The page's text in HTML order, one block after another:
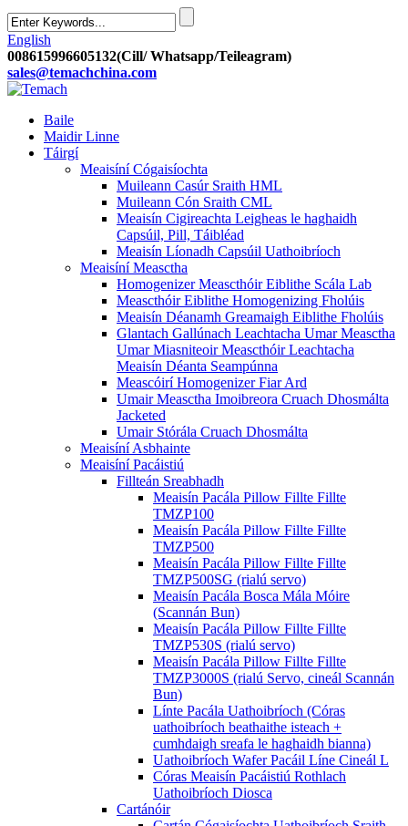
English
008615996605132(Cill/ Whatsapp/Teileagram)
sales@temachchina.com
Baile
Maidir Linne
Táirgí
Meaisíní Cógaisíochta
Muileann Casúr Sraith HML
Muileann Cón Sraith CML
Meaisín Cigireachta Leigheas le haghaidh
Capsúil, Pill, Táibléad
Meaisín Líonadh Capsúil Uathoibríoch
Meaisíní Measctha
Homogenizer Meascthóir Eiblithe Scála Lab
Meascthóir Eiblithe Homogenizing Fholúis
Meaisín Déanamh Greamaigh Eiblithe Fholúis
Glantach Gallúnach Leachtacha Umar Measctha
Umar Miasniteoir Meascthóir Leachtacha
Meaisín Déanta Seampúnna
Meascóirí Homogenizer Fiar Ard
Umair Measctha Imoibreora Cruach Dhosmálta
Jacketed
Umair Stórála Cruach Dhosmálta
Meaisíní Asbhainte
Meaisíní Pacáistiú
Fillteán Sreabhadh
Meaisín Pacála Pillow Fillte Fillte
TMZP100
Meaisín Pacála Pillow Fillte Fillte
TMZP500
Meaisín Pacála Pillow Fillte Fillte
TMZP500SG (rialú servo)
Meaisín Pacála Bosca Mála Móire
(Scannán Bun)
Meaisín Pacála Pillow Fillte Fillte
TMZP530S (rialú servo)
Meaisín Pacála Pillow Fillte Fillte
TMZP3000S (rialú Servo, cineál Scannán
Bun)
Línte Pacála Uathoibríoch (Córas
uathoibríoch beathaithe isteach +
cumhdaigh sreafa le haghaidh bianna)
Uathoibríoch Wafer Pacáil Líne Cineál L
Córas Meaisín Pacáistiú Rothlach
Uathoibríoch Diosca
Cartánóir